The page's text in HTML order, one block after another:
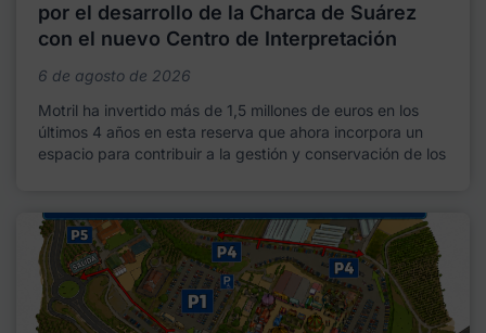
por el desarrollo de la Charca de Suárez
con el nuevo Centro de Interpretación
6 de agosto de 2026
Motril ha invertido más de 1,5 millones de euros en los
últimos 4 años en esta reserva que ahora incorpora un
espacio para contribuir a la gestión y conservación de los